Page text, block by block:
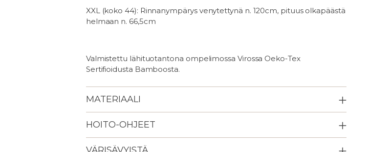
XXL (koko 44): Rinnanympärys venytettynä n. 120cm, pituus olkapäästä
helmaan n. 66,5cm
Valmistettu lähituotantona ompelimossa Virossa Oeko-Tex
Sertifioidusta Bamboosta.
MATERIAALI
HOITO-OHJEET